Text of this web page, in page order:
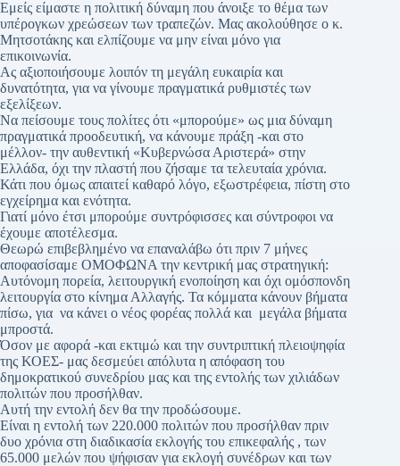
Εμείς είμαστε η πολιτική δύναμη που άνοιξε το θέμα των
υπέρογκων χρεώσεων των τραπεζών. Μας ακολούθησε ο κ.
Μητσοτάκης και ελπίζουμε να μην είναι μόνο για
επικοινωνία.
Ας αξιοποιήσουμε λοιπόν τη μεγάλη ευκαιρία και
δυνατότητα, για να γίνουμε πραγματικά ρυθμιστές των
εξελίξεων.
Να πείσουμε τους πολίτες ότι «μπορούμε» ως μια δύναμη
πραγματικά προοδευτική, να κάνουμε πράξη -και στο
μέλλον- την αυθεντική «Κυβερνώσα Αριστερά» στην
Ελλάδα, όχι την πλαστή που ζήσαμε τα τελευταία χρόνια.
Κάτι που όμως απαιτεί καθαρό λόγο, εξωστρέφεια, πίστη στο
εγχείρημα και ενότητα.
Γιατί μόνο έτσι μπορούμε συντρόφισσες και σύντροφοι να
έχουμε αποτέλεσμα.
Θεωρώ επιβεβλημένο να επαναλάβω ότι πριν 7 μήνες
αποφασίσαμε ΟΜΟΦΩΝΑ την κεντρική μας στρατηγική:
Αυτόνομη πορεία, λειτουργική ενοποίηση και όχι ομόσπονδη
λειτουργία στο κίνημα Αλλαγής. Τα κόμματα κάνουν βήματα
πίσω, για να κάνει ο νέος φορέας πολλά και μεγάλα βήματα
μπροστά.
Όσον με αφορά -και εκτιμώ και την συντριπτική πλειοψηφία
της ΚΟΕΣ- μας δεσμεύει απόλυτα η απόφαση του
δημοκρατικού συνεδρίου μας και της εντολής των χιλιάδων
πολιτών που προσήλθαν.
Αυτή την εντολή δεν θα την προδώσουμε.
Είναι η εντολή των 220.000 πολιτών που προσήλθαν πριν
δυο χρόνια στη διαδικασία εκλογής του επικεφαλής , των
65.000 μελών που ψήφισαν για εκλογή συνέδρων και των